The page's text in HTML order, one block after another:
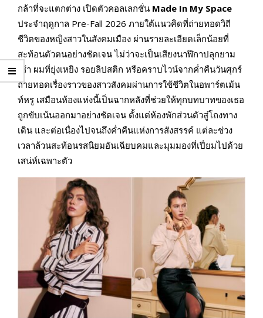
กล้าที่จะแตกต่าง เปิดตัวคอลเลกชั่น Made In My Space
ประจำฤดูกาล Pre-Fall 2026 ภายใต้แนวคิดที่ถ่ายทอดวิถี
ชีวิตของหญิงสาวในสังคมเมือง ผ่านรายละเอียดเล็กน้อยที่
สะท้อนตัวตนอย่างชัดเจน ไม่ว่าจะเป็นเสียงนาฬิกาปลุกยาม
เช้า ผมที่ยุ่งเหยิง รอยลิปสติก หรือคราบไวน์จากค่ำคืนวันศุกร์
ถ่ายทอดเรื่องราวของสาวสังคมผ่านการใช้ชีวิตในอพาร์ตเม้น
ท์หรู เสมือนห้องแห่งนี้เป็นฉากหลังที่ช่วยให้ทุกบทบาทของเธอ
ถูกขับเน้นออกมาอย่างชัดเจน ตั้งแต่ห้องพักส่วนตัวสู่โถงทาง
เดิน และต่อเนื่องไปจนถึงค่ำคืนแห่งการสังสรรค์ แต่ละช่วง
เวลาล้วนสะท้อนรสนิยมอันเฉียบคมและมุมมองที่เปี่ยมไปด้วย
เสน่ห์เฉพาะตัว